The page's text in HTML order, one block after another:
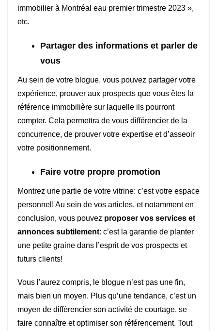
immobilier à Montréal eau premier trimestre 2023 »,
etc.
Partager des informations et parler de
vous
Au sein de votre blogue, vous pouvez partager votre
expérience, prouver aux prospects que vous êtes la
référence immobilière sur laquelle ils pourront
compter. Cela permettra de vous différencier de la
concurrence, de prouver votre expertise et d’asseoir
votre positionnement.
Faire votre propre promotion
Montrez une partie de votre vitrine: c’est votre espace
personnel! Au sein de vos articles, et notamment en
conclusion, vous pouvez proposer vos services et
annonces subtilement: c’est la garantie de planter
une petite graine dans l’esprit de vos prospects et
futurs clients!
Vous l’aurez compris, le blogue n’est pas une fin,
mais bien un moyen. Plus qu’une tendance, c’est un
moyen de différencier son activité de courtage, se
faire connaître et optimiser son référencement. Tout